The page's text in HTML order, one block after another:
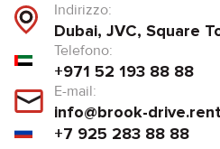
Indirizzo:
Dubai, JVC, Square
Telefono:
+971 52 193 88 88
E-mail:
info@brook-
+7 925 283 88 88